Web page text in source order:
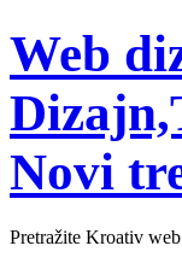
Web
Novi
Pretražite Kroativ